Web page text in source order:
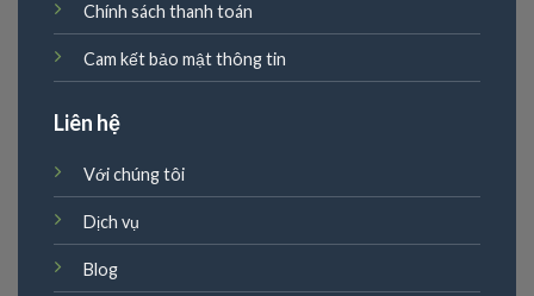
Chính sách thanh toán
Cam kết bảo mật thông tin
Liên hệ
Với chúng tôi
Dịch vụ
Blog